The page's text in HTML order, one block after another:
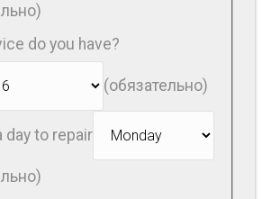
do you have?
(обязательно)
day to repair